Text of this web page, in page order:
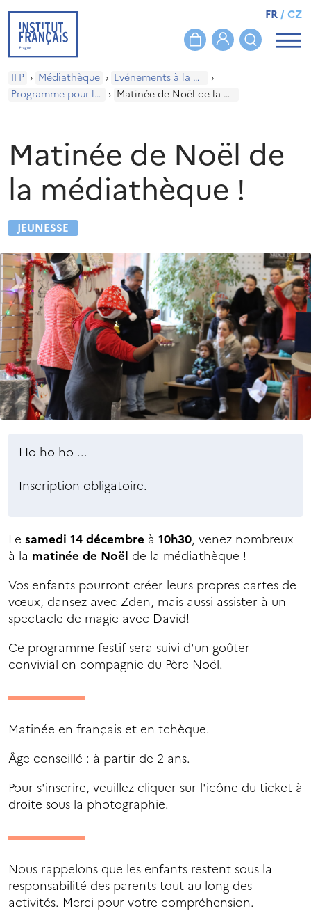
FR/CZ
IFP › Médiathèque › Evénements à la médiathèque
›
Programme pour les enfants › Matinée de Noël de la médiathèque !
Matinée de Noël de
la médiathèque !
JEUNESSE
Ho ho ho ...
Inscription obligatoire.
Le samedi 14 décembre à 10h30, venez nombreux
à la matinée de Noël de la médiathèque !
Vos enfants pourront créer leurs propres cartes de
vœux, dansez avec Zden, mais aussi assister à un
spectacle de magie avec David!
Ce programme festif sera suivi d'un goûter
convivial en compagnie du Père Noël.
Matinée en français et en tchèque.
Âge conseillé : à partir de 2 ans.
Pour s'inscrire, veuillez cliquer sur l'icône du ticket à
droite sous la photographie.
Nous rappelons que les enfants restent sous la
responsabilité des parents tout au long des
activités. Merci pour votre compréhension.